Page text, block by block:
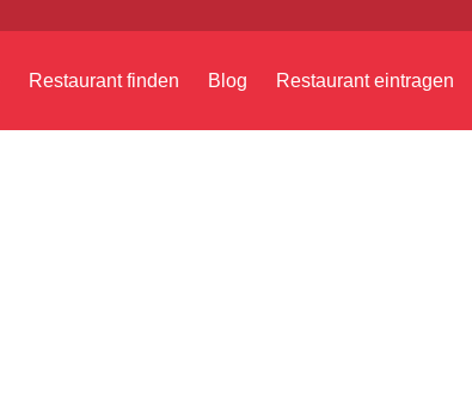
Restaurant finden Blog Restaurant eintragen